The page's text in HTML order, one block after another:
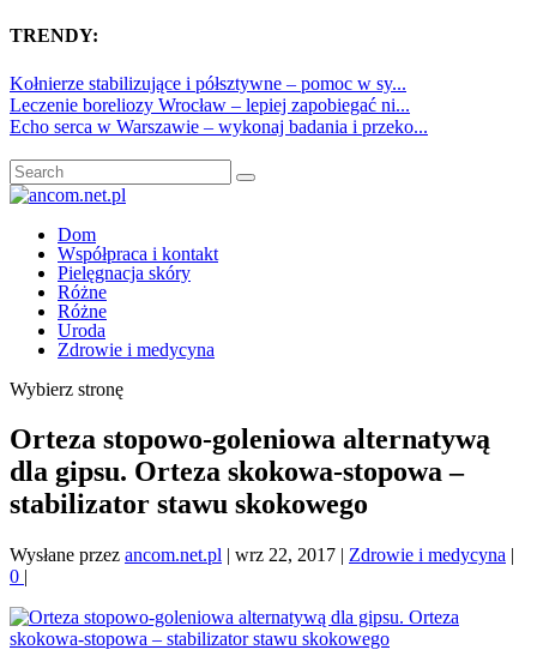
TRENDY:
Kołnierze stabilizujące i półsztywne – pomoc w sy...
Leczenie boreliozy Wrocław – lepiej zapobiegać ni...
Echo serca w Warszawie – wykonaj badania i przeko...
Dom
Współpraca i kontakt
Pielęgnacja skóry
Różne
Różne
Uroda
Zdrowie i medycyna
Wybierz stronę
Orteza stopowo-goleniowa alternatywą
dla gipsu. Orteza skokowa-stopowa –
stabilizator stawu skokowego
Wysłane przez ancom.net.pl | wrz 22, 2017 | Zdrowie i medycyna |
0 |